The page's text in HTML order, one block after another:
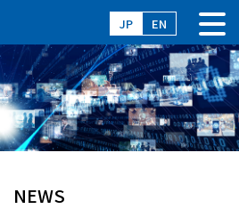
JP EN
NEWS